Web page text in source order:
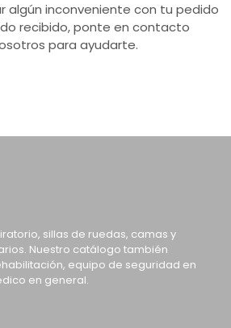
algún inconveniente con tu pedido
recibido, ponte en contacto
para ayudarte.
sillas de ruedas, camas y
Nuestro catálogo también
equipo de seguridad en
en general.